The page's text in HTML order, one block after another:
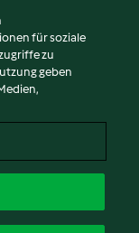
für soziale
zu
geben